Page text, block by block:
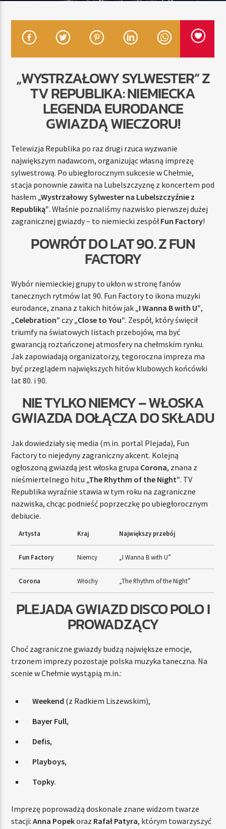
TERAZ
RADIO STREFA MUZY
Radio Strefa Muzy
„WYSTRZAŁOWY SYLWESTER” Z
TV REPUBLIKA: NIEMIECKA
LEGENDA EURODANCE
GWIAZDĄ WIECZORU!
Telewizja Republika po raz drugi rzuca wyzwanie
największym nadawcom, organizując własną imprezę
sylwestrową. Po ubiegłorocznym sukcesie w Chełmie,
stacja ponownie zawita na Lubelszczyznę z koncertem pod
hasłem „Wystrzałowy Sylwester na Lubelszczyźnie z
Republiką”. Właśnie poznaliśmy nazwisko pierwszej dużej
zagranicznej gwiazdy – to niemiecki zespółFun Factory!
POWRÓT DO LAT 90. Z FUN
FACTORY
Wybór niemieckiej grupy to ukłon w stronę fanów
tanecznych rytmów lat 90. Fun Factory to ikona muzyki
eurodance, znana z takich hitów jak „I Wanna B with U”,
„Celebration” czy„Close to You”. Zespół, który święcił
triumfy na światowych listach przebojów, ma być
gwarancją roztańczonej atmosfery na chełmskim rynku.
Jak zapowiadają organizatorzy, tegoroczna impreza ma
być przeglądem największych hitów klubowych końcówki
lat 80. i 90.
NIE TYLKO NIEMCY – WŁOSKA
GWIAZDA DOŁĄCZA DO SKŁADU
Jak dowiedziały się media (m.in. portal Plejada), Fun
Factory to niejedyny zagraniczny akcent. Kolejną
ogłoszoną gwiazdą jest włoska grupa Corona, znana z
nieśmiertelnego hitu „The Rhythm of the Night”. TV
Republika wyraźnie stawia w tym roku na zagraniczne
nazwiska, chcąc podnieść poprzeczkę po ubiegłorocznym
debiucie.
Artysta Kraj Największy przebój
Fun Factory Niemcy „I Wanna B with U”
Corona Włochy „The Rhythm of the Night”
PLEJADA GWIAZD DISCO POLO I
PROWADZĄCY
Choć zagraniczne gwiazdy budzą największe emocje,
trzonem imprezy pozostaje polska muzyka taneczna. Na
scenie w Chełmie wystąpią m.in.:
Weekend (z Radkiem Liszewskim),
Bayer Full,
Defis,
Playboys,
Topky.
Imprezę poprowadzą doskonale znane widzom twarze
stacji:Anna Popekoraz Rafał Patyra, którym towarzyszyć